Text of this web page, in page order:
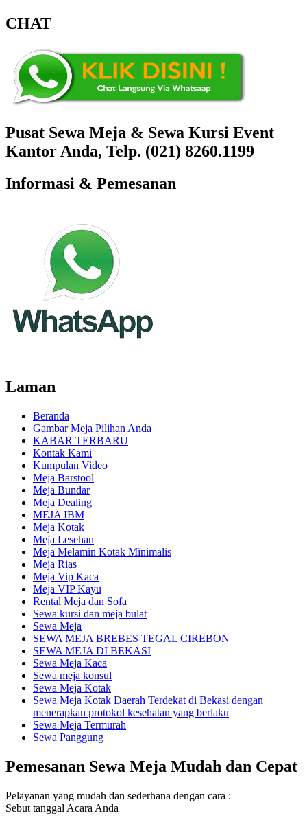
CHAT
Pusat Sewa Meja & Sewa Kursi Event
Kantor Anda, Telp. (021) 8260.1199
Informasi & Pemesanan
Laman
Beranda
Gambar Meja Pilihan Anda
KABAR TERBARU
Kontak Kami
Kumpulan Video
Meja Barstool
Meja Bundar
Meja Dealing
MEJA IBM
Meja Kotak
Meja Lesehan
Meja Melamin Kotak Minimalis
Meja Rias
Meja Vip Kaca
Meja VIP Kayu
Rental Meja dan Sofa
Sewa kursi dan meja bulat
Sewa Meja
SEWA MEJA BREBES TEGAL CIREBON
SEWA MEJA DI BEKASI
Sewa Meja Kaca
Sewa meja konsul
Sewa Meja Kotak
Sewa Meja Kotak Daerah Terdekat di Bekasi dengan
menerapkan protokol kesehatan yang berlaku
Sewa Meja Termurah
Sewa Panggung
Pemesanan Sewa Meja Mudah dan Cepat
Pelayanan yang mudah dan sederhana dengan cara :
Sebut tanggal Acara Anda